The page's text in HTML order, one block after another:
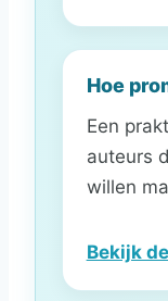
Hoe
Een
auteurs
willen
Bekijk